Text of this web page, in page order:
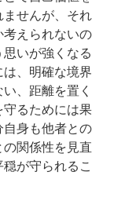
せんが、それ
考えられないの
いが強くなる
、明確な境界
、距離を置く
守るためには果
自身も他者との
関係性を見直
が守られるこ